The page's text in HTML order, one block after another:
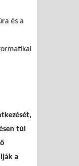
és a
túl
a